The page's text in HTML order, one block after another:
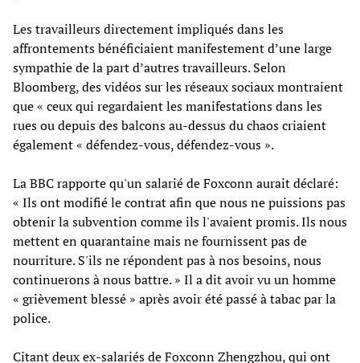
Les travailleurs directement impliqués dans les
affrontements bénéficiaient manifestement d’une large
sympathie de la part d’autres travailleurs. Selon
Bloomberg, des vidéos sur les réseaux sociaux montraient
que « ceux qui regardaient les manifestations dans les
rues ou depuis des balcons au-dessus du chaos criaient
également « défendez-vous, défendez-vous ».
La BBC rapporte qu'un salarié de Foxconn aurait déclaré:
« Ils ont modifié le contrat afin que nous ne puissions pas
obtenir la subvention comme ils l'avaient promis. Ils nous
mettent en quarantaine mais ne fournissent pas de
nourriture. S'ils ne répondent pas à nos besoins, nous
continuerons à nous battre. » Il a dit avoir vu un homme
« grièvement blessé » après avoir été passé à tabac par la
police.
Citant deux ex-salariés de Foxconn Zhengzhou, qui ont